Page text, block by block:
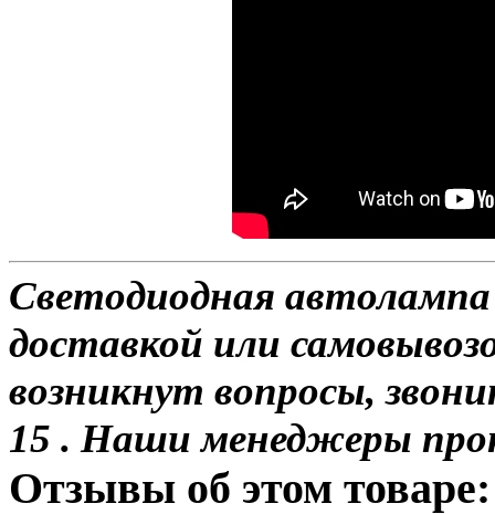
Светодиодная
доставкой или
возникнут вопросы,
15 . Наши менеджеры
Отзывы об этом товаре: